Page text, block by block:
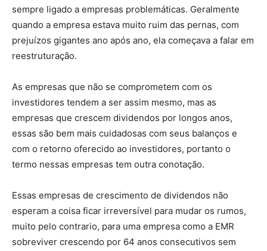
sempre ligado a empresas problemáticas. Geralmente
quando a empresa estava muito ruim das pernas, com
prejuízos gigantes ano após ano, ela começava a falar em
reestruturação.
As empresas que não se comprometem com os
investidores tendem a ser assim mesmo, mas as
empresas que crescem dividendos por longos anos,
essas são bem mais cuidadosas com seus balanços e
com o retorno oferecido ao investidores, portanto o
termo nessas empresas tem outra conotação.
Essas empresas de crescimento de dividendos não
esperam a coisa ficar irreversível para mudar os rumos,
muito pelo contrario, para uma empresa como a EMR
sobreviver crescendo por 64 anos consecutivos sem